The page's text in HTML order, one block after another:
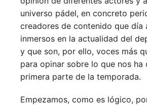
universo pádel, en concreto
creadores de contenido que día
inmersos en la actualidad del
y que son, por ello, voces más
para opinar sobre lo que nos ha
primera parte de la temporada.
Empezamos, como es lógico,